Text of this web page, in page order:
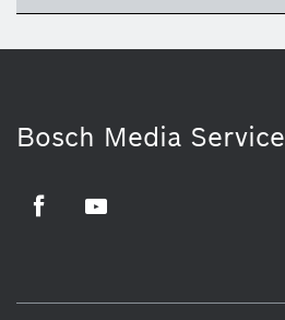
Bosch Media Service